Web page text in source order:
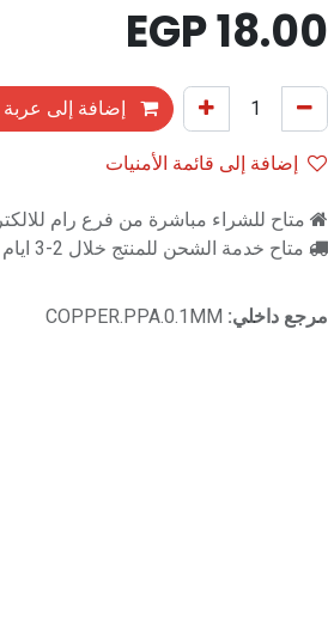
18.00
إضافة إلى
إضافة إلى قائمة الأمنيات
متاح للشراء مباشرة من فرع رام
متاح خدمة الشحن للمنتج خلال 2-3 ايام عمل
مرجع داخلي: COPPER.PPA.0.1MM